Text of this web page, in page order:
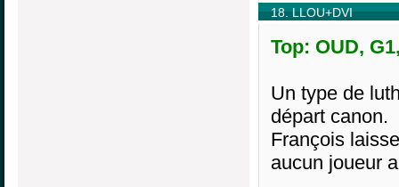
18. LLOU+DVI
Top: OUD,
Un type de
départ canon.
François
aucun joueur